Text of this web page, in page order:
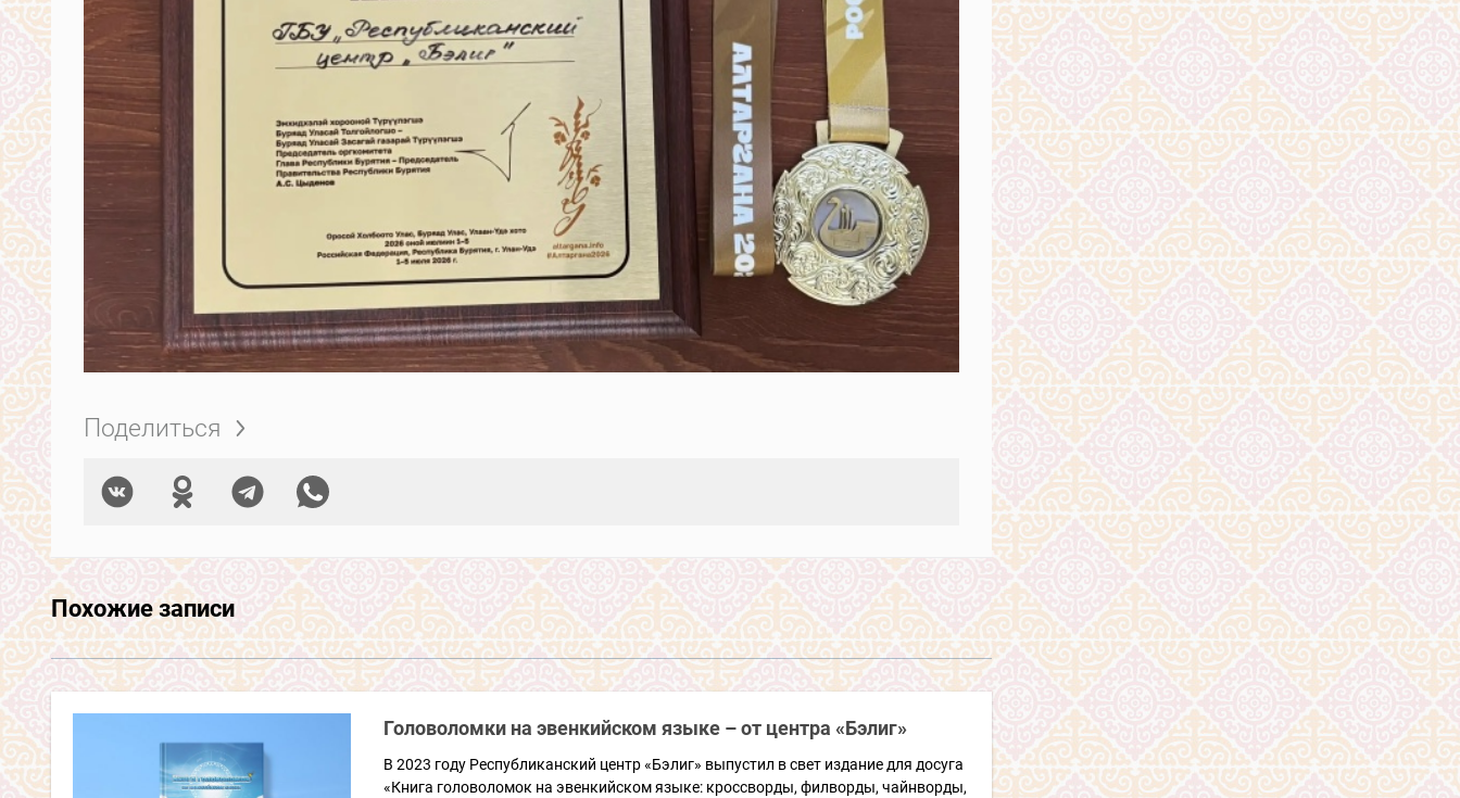
Поделиться
Похожие записи
Головоломки на эвенкийском языке – от центра «Бэлиг»
В 2023 году Республиканский центр «Бэлиг» выпустил в свет издание для досуга
«Книга головоломок на эвенкийском языке: кроссворды, филворды, чайнворды,